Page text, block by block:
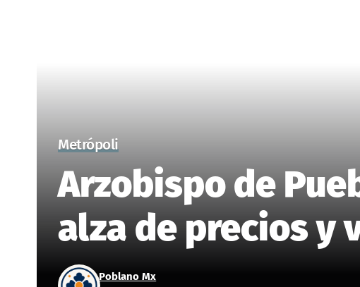
Metrópoli
Arzobispo de
alza de precios y
Poblano Mx